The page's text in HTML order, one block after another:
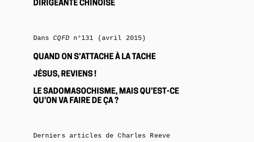
DIRIGEANTE CHINOISE
DansCQFDn°131 (avril 2015)
QUAND ON S’ATTACHE À LA TACHE
JÉSUS, REVIENS !
LE SADOMASOCHISME, MAIS QU’EST-CE
QU’ON VA FAIRE DE ÇA ?
Derniers articles de Charles Reeve